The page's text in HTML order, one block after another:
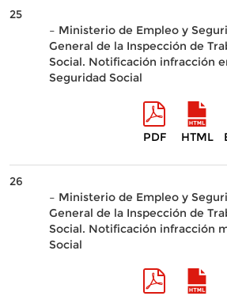
25
– Ministerio de Empleo y
General de la Inspección de
Social. Notificación infracción
Seguridad Social
PDF HTML
26
– Ministerio de Empleo y
General de la Inspección de
Social. Notificación infracción
Social